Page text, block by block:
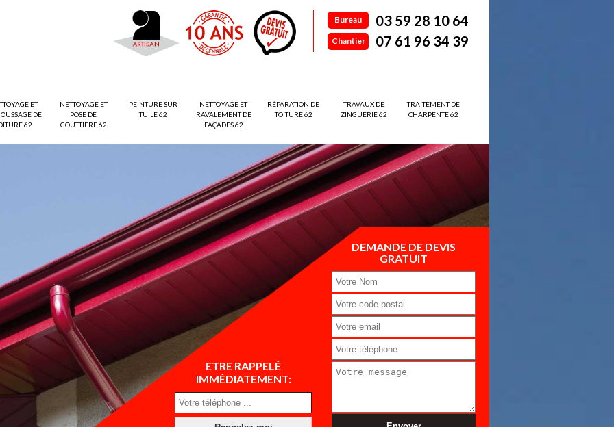
Bureau 03 59 28 10 64
Chantier 07 61 96 34 39
ET
DE
62
NETTOYAGE ET
POSE DE
GOUTTIÈRE 62
PEINTURE SUR
TUILE 62
NETTOYAGE ET
RAVALEMENT DE
FAÇADES 62
RÉPARATION DE
TOITURE 62
TRAVAUX DE
ZINGUERIE 62
TRAITEMENT DE
CHARPENTE 62
ETRE RAPPELÉ
IMMÉDIATEMENT:
DEMANDE DE DEVIS
GRATUIT